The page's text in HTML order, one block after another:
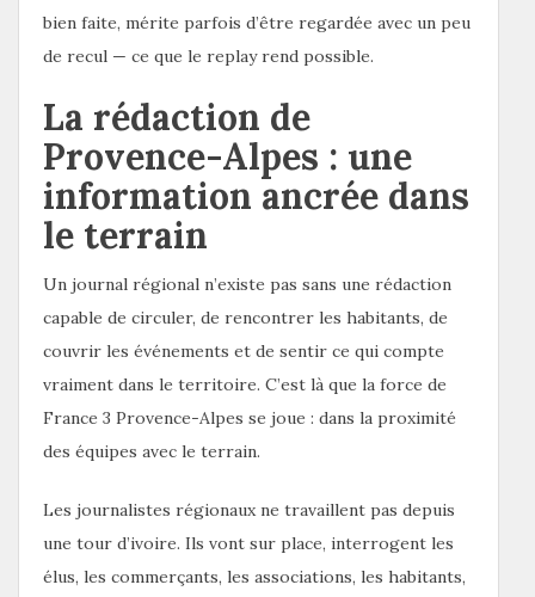
bien faite, mérite parfois d’être regardée avec un peu
de recul — ce que le replay rend possible.
La rédaction de
Provence-Alpes : une
information ancrée dans
le terrain
Un journal régional n’existe pas sans une rédaction
capable de circuler, de rencontrer les habitants, de
couvrir les événements et de sentir ce qui compte
vraiment dans le territoire. C’est là que la force de
France 3 Provence-Alpes se joue : dans la proximité
des équipes avec le terrain.
Les journalistes régionaux ne travaillent pas depuis
une tour d’ivoire. Ils vont sur place, interrogent les
élus, les commerçants, les associations, les habitants,